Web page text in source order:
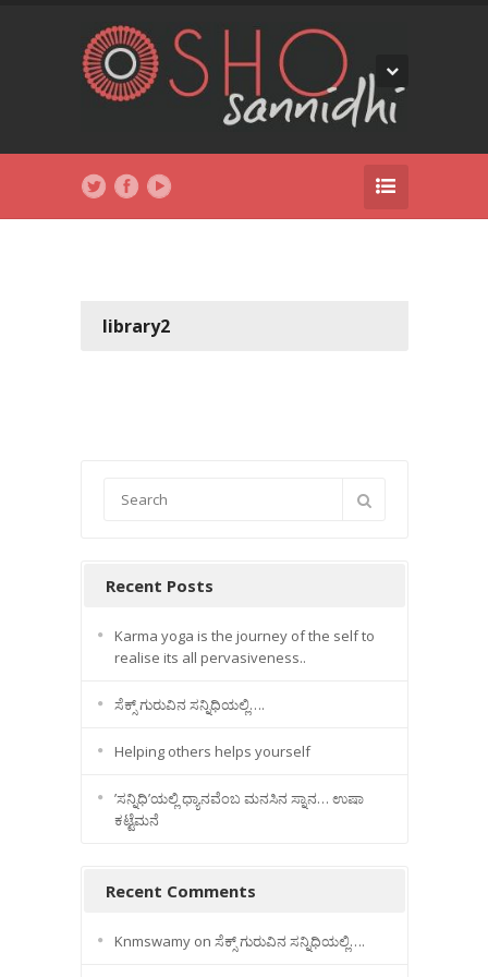
library2
Recent Posts
Karma yoga is the journey of the self to
realise its all pervasiveness..
ಸೆಕ್ಸ್ ಗುರುವಿನ ಸನ್ನಿಧಿಯಲ್ಲಿ….
Helping others helps yourself
’ಸನ್ನಿಧಿ’ಯಲ್ಲಿ ಧ್ಯಾನವೆಂಬ ಮನಸಿನ ಸ್ನಾನ… ಉಷಾ
ಕಟ್ಟೆಮನೆ
Recent Comments
Knmswamyon ಸೆಕ್ಸ್ ಗುರುವಿನ ಸನ್ನಿಧಿಯಲ್ಲಿ….